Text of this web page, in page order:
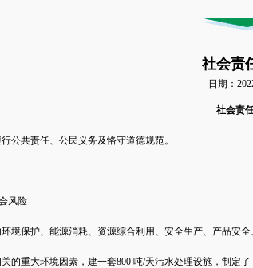
社会责
日期：
社会责
公共责任、公民义务及恪守道德规范。
风险
境保护、能源消耗、资源综合利用、安全生产、产品安
的重大环境因素，建一套800 吨/天污水处理设施，制